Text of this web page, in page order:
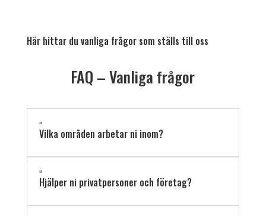
Här hittar du vanliga frågor som ställs till oss
FAQ – Vanliga frågor
"
Vilka områden arbetar ni inom?
"
Hjälper ni privatpersoner och företag?